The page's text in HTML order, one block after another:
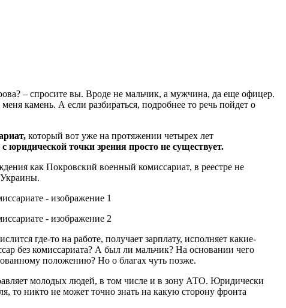
– спросите вы. Вроде не мальчик, а мужчина, да еще офицер.
камень. А если разбираться, подробнее то речь пойдет о
который вот уже на протяжении четырех лет
с юридической точки зрения просто не существует.
как Покровский военный комиссариат, в реестре не
Украины.
где-то на работе, получает зарплату, исполняет какие-
без комиссариата? А был ли мальчик? На основании чего
положению? Но о благах чуть позже.
молодых людей, в том числе и в зону АТО. Юридически
то никто не может точно знать на какую сторону фронта